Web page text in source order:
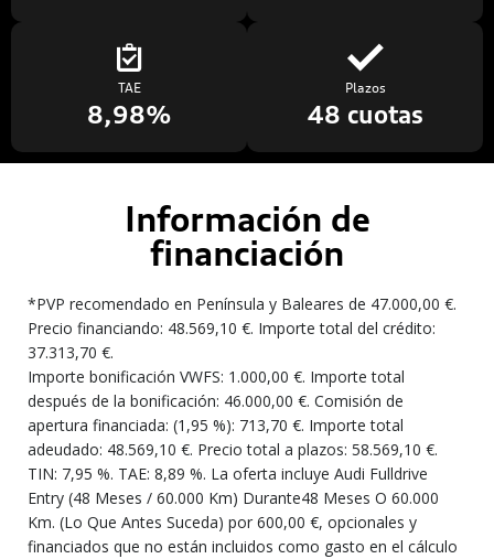
TAE
8,98%
Plazos
48 cuotas
Información de
financiación
*PVP recomendado en Península y Baleares de 47.000,00 €.
Precio financiando: 48.569,10 €. Importe total del crédito:
37.313,70 €.
Importe bonificación VWFS: 1.000,00 €. Importe total
después de la bonificación: 46.000,00 €. Comisión de
apertura financiada: (1,95 %): 713,70 €. Importe total
adeudado: 48.569,10 €. Precio total a plazos: 58.569,10 €.
TIN: 7,95 %. TAE: 8,89 %. La oferta incluye Audi Fulldrive
Entry (48 Meses / 60.000 Km) Durante48 Meses O 60.000
Km. (Lo Que Antes Suceda) por 600,00 €, opcionales y
financiados que no están incluidos como gasto en el cálculo